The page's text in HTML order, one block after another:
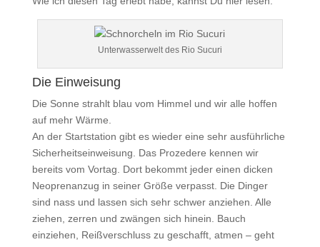
Unterwasserwelt des Rio Sucuri
Die Einweisung
Die Sonne strahlt blau vom Himmel und wir alle hoffen
auf mehr Wärme.
An der Startstation gibt es wieder eine sehr ausführliche
Sicherheitseinweisung. Das Prozedere kennen wir
bereits vom Vortag. Dort bekommt jeder einen dicken
Neoprenanzug in seiner Größe verpasst. Die Dinger
sind nass und lassen sich sehr schwer anziehen. Alle
ziehen, zerren und zwängen sich hinein. Bauch
einziehen, Reißverschluss zu geschafft, atmen – geht